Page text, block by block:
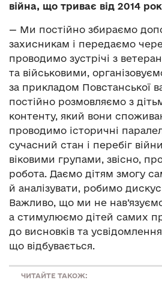
війна, що триває від 2014
— Ми постійно збираємо
захисникам і передаємо
проводимо зустрічі з
та військовими,
за прикладом Повстанської
постійно розмовляємо з
контенту, який вони
проводимо історичні
сучасний стан і перебіг
віковими групами, звісно,
робота. Даємо дітям змогу
й аналізувати, робимо
Важливо, що ми не
а стимулюємо дітей самих
до висновків та
що відбувається.
ЧИТАЙТЕ ТАКОЖ: